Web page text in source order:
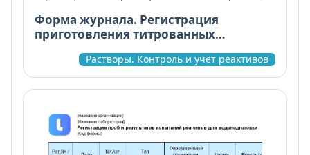
Форма журнала. Регистрация
приготовления титрованных
Растворы. Контроль и учет реактивов